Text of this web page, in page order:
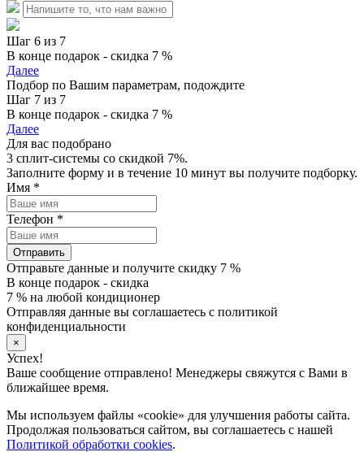
Шаг 6 из 7
В конце подарок - скидка 7 %
Далее
Подбор по Вашим параметрам, подождите
Шаг 7 из 7
В конце подарок - скидка 7 %
Далее
Для вас подобрано
3 сплит-системы со скидкой 7%.
Заполните форму и в течение 10 минут вы получите подборку.
Имя *
Телефон *
Отправить
Отправьте данные и получите скидку 7 %
В конце подарок - скидка
7 % на любой кондиционер
Отправляя данные вы соглашаетесь с политикой
конфиденциальности
×
Успех!
Ваше сообщение отправлено! Менеджеры свяжутся с Вами в
ближайшее время.
Мы используем файлы «cookie» для улучшения работы сайта.
Продолжая пользоваться сайтом, вы соглашаетесь с нашей
Политикой обработки cookies.